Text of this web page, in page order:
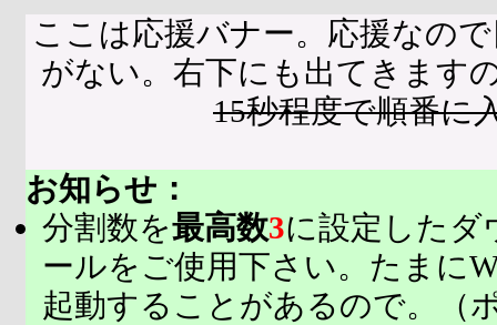
ここは応援バナー。応援なの
がない。右下にも出てきます
15秒程度で順番に
お知らせ：
分割数を最高数3に設定したダ
ールをご使用下さい。たまに
起動することがあるので。（